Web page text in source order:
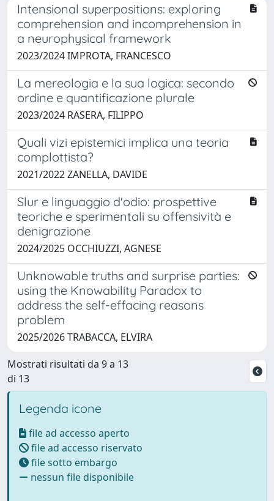
Intensional superpositions: exploring
comprehension and incomprehension in
a neurophysical framework
2023/2024 IMPROTA, FRANCESCO
La mereologia e la sua logica: secondo
ordine e quantificazione plurale
2023/2024 RASERA, FILIPPO
Quali vizi epistemici implica una teoria
complottista?
2021/2022 ZANELLA, DAVIDE
Slur e linguaggio d'odio: prospettive
teoriche e sperimentali su offensività e
denigrazione
2024/2025 OCCHIUZZI, AGNESE
Unknowable truths and surprise parties:
using the Knowability Paradox to
address the self-effacing reasons
problem
2025/2026 TRABACCA, ELVIRA
Mostrati risultati da 9 a 13
di 13
Legenda icone
file ad accesso aperto
file ad accesso riservato
file sotto embargo
nessun file disponibile